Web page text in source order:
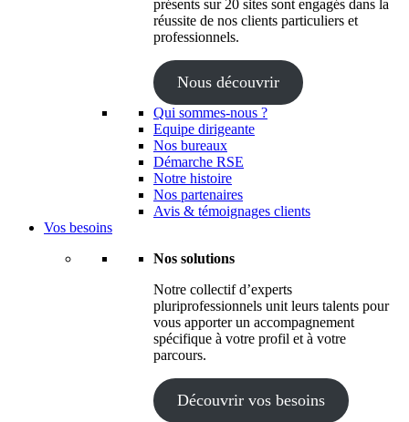
présents sur 20 sites sont engagés dans la
réussite de nos clients particuliers et
professionnels.
Nous découvrir
Qui sommes-nous ?
Equipe dirigeante
Nos bureaux
Démarche RSE
Notre histoire
Nos partenaires
Avis & témoignages clients
Vos besoins
Nos solutions
Notre collectif d’experts
pluriprofessionnels unit leurs talents pour
vous apporter un accompagnement
spécifique à votre profil et à votre
parcours.
Découvrir vos besoins